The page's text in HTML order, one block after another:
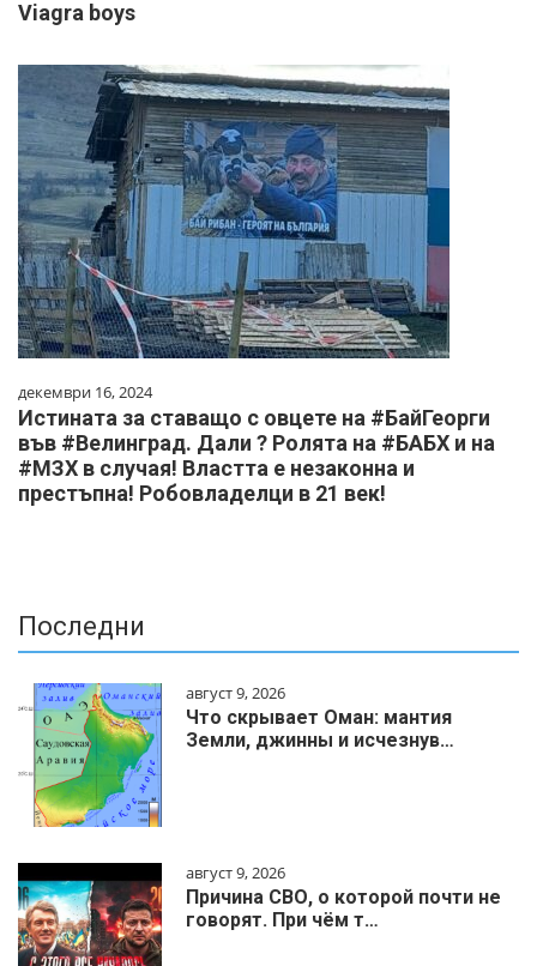
Viagra boys
декември 16, 2024
Истината за ставащо с овцете на #БайГеорги
във #Велинград. Дали ? Ролята на #БАБХ и на
#МЗХ в случая! Властта е незаконна и
престъпна! Робовладелци в 21 век!
Последни
август 9, 2026
Что скрывает Оман: мантия
Земли, джинны и исчезнув…
август 9, 2026
Причина СВО, о которой почти не
говорят. При чём т…